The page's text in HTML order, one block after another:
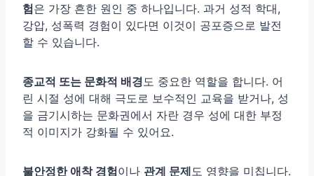
험은 가장 흔한 원인 중 하나입니다. 과거 성적 학대,
강압, 성폭력 경험이 있다면 이것이 공포증으로 발전
할 수 있습니다.
종교적 또는 문화적 배경도 중요한 역할을 합니다. 어
린 시절 성에 대해 극도로 보수적인 교육을 받거나, 성
을 금기시하는 문화권에서 자란 경우 성에 대한 부정
적 이미지가 강화될 수 있어요.
불안정한 애착 경험이나 관계 문제도 영향을 미칩니다.